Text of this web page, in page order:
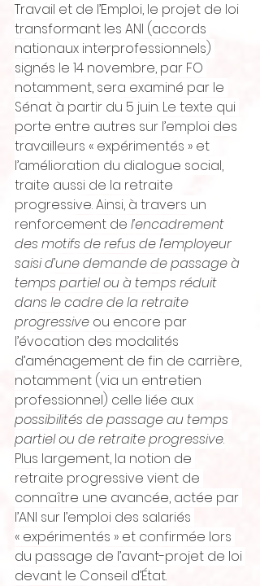
Travail et de l’Emploi, le projet de loi
transformant les ANI (accords
nationaux interprofessionnels)
signés le 14 novembre, par FO
notamment, sera examiné par le
Sénat à partir du 5 juin. Le texte qui
porte entre autres sur l’emploi des
travailleurs « expérimentés » et
l’amélioration du dialogue social,
traite aussi de la retraite
progressive. Ainsi, à travers un
renforcement de l’encadrement
des motifs de refus de l’employeur
saisi d’une demande de passage à
temps partiel ou à temps réduit
dans le cadre de la retraite
progressive ou encore par
l’évocation des modalités
d’aménagement de fin de carrière,
notamment (via un entretien
professionnel) celle liée aux
possibilités de passage au temps
partiel ou de retraite progressive.
Plus largement, la notion de
retraite progressive vient de
connaître une avancée, actée par
l’ANI sur l’emploi des salariés
« expérimentés » et confirmée lors
du passage de l’avant-projet de loi
devant le Conseil d’État.